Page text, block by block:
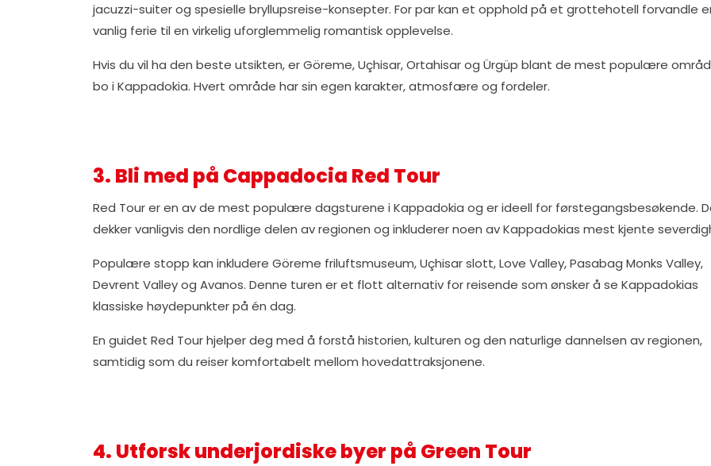
jacuzzi-suiter og spesielle bryllupsreise-konsepter. For par kan et opphold på et grottehotell forvandle
vanlig ferie til en virkelig uforglemmelig romantisk opplevelse.
Hvis du vil ha den beste utsikten, er Göreme, Uçhisar, Ortahisar og Ürgüp blant de mest populære
bo i Kappadokia. Hvert område har sin egen karakter, atmosfære og fordeler.
3. Bli med på Cappadocia Red Tour
Red Tour er en av de mest populære dagsturene i Kappadokia og er ideell for førstegangsbesøkende.
dekker vanligvis den nordlige delen av regionen og inkluderer noen av Kappadokias mest kjente
Populære stopp kan inkludere Göreme friluftsmuseum, Uçhisar slott, Love Valley, Pasabag Monks Valley,
Devrent Valley og Avanos. Denne turen er et flott alternativ for reisende som ønsker å se Kappadokias
klassiske høydepunkter på én dag.
En guidet Red Tour hjelper deg med å forstå historien, kulturen og den naturlige dannelsen av regionen,
samtidig som du reiser komfortabelt mellom hovedattraksjonene.
4. Utforsk underjordiske byer på Green Tour